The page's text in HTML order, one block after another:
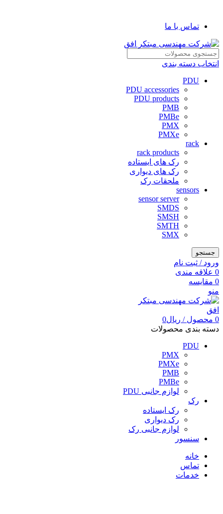
تماس با ما
انتخاب دسته بندی
PDU
PDU accessories
PDU products
PMB
PMBe
PMX
PMXe
rack
rack products
رک های ایستاده
رک های دیواری
ملحقات رک
sensors
sensor server
SMDS
SMSH
SMTH
SMX
جستجو
ورود / ثبت نام
0 علاقه مندی
0 مقایسه
منو
0 محصول / ریال0
دسته بندی محصولات
PDU
PMX
PMXe
PMB
PMBe
لوازم جانبی PDU
رک
رک ایستاده
رک دیواری
لوازم جانبی رک
سنسور
خانه
تماس
خدمات